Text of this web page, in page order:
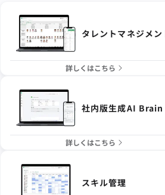
タレントマネジメン
詳しくはこちら
社内版生成AI Brain
詳しくはこちら
スキル管理